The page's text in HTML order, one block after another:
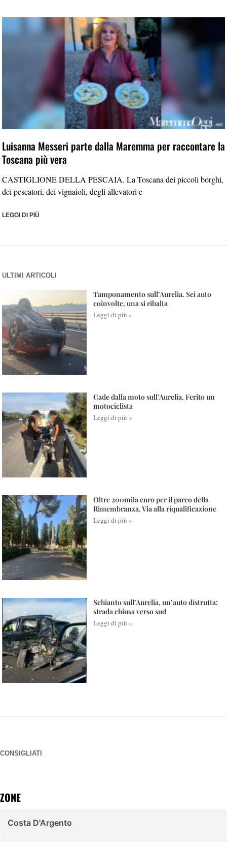
Luisanna Messeri parte dalla Maremma per raccontare la
Toscana più vera
CASTIGLIONE DELLA PESCAIA. La Toscana dei piccoli borghi,
dei pescatori, dei vignaioli, degli allevatori e
LEGGI DI PIÙ
ULTIMI ARTICOLI
Tamponamento sull’Aurelia. Sei auto
coinvolte, una si ribalta
Leggi di più »
Cade dalla moto sull’Aurelia. Ferito un
motociclista
Leggi di più »
Oltre 200mila euro per il parco della
Rimembranza. Via alla riqualificazione
Leggi di più »
Schianto sull’Aurelia, un’auto distrutta:
strada chiusa verso sud
Leggi di più »
CONSIGLIATI
ZONE
Costa D'Argento